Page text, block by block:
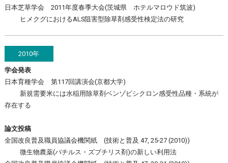
日本芝草学会 2011年度春季大会(茨城県 ホテルマロウド筑波)
ヒメクグにおけるALS阻害型除草剤感受性検定法の研究
2010年
学会発表
日本育種学会 第117回講演会(京都大学)
新規需要米には水稲用除草剤ベンゾビシクロン感受性品種・系統が
存在する
論文投稿
全国改良普及職員協議会機関紙 (技術と普及 47, 25-27 (2010))
微生物農薬(バチルス・ズブチリス剤)の新しい利用法